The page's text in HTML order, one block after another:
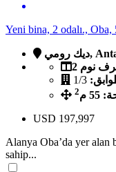
Yeni bina, 2 odalı., Oba,
غرف نوم
1/3
م
2
USD 197,997
Alanya Oba’da yer alan
sahip...